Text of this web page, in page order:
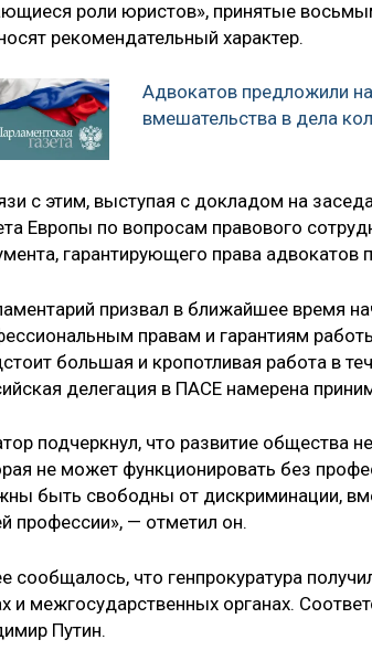
роли юристов», принятые
рекомендательный характер.
Адвокатов предложили
вмешательства в дела
с этим, выступая с докладом на
Европы по вопросам правового
гарантирующего права
призвал в ближайшее время
правам и гарантиям
большая и кропотливая работа в
делегация в ПАСЕ намерена
подчеркнул, что развитие общества
не может функционировать без
быть свободны от дискриминации,
профессии», — отметил он.
сообщалось, что генпрокуратура
и межгосударственных органах.
Путин.